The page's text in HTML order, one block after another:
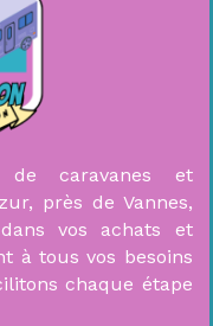
de caravanes et
près de Vannes,
dans vos achats et
à tous vos besoins
chaque étape